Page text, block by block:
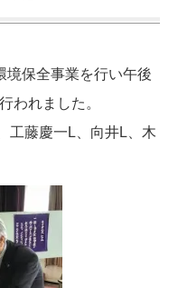
境保全事業を行い午後
われました。
工藤慶一L、向井L、木